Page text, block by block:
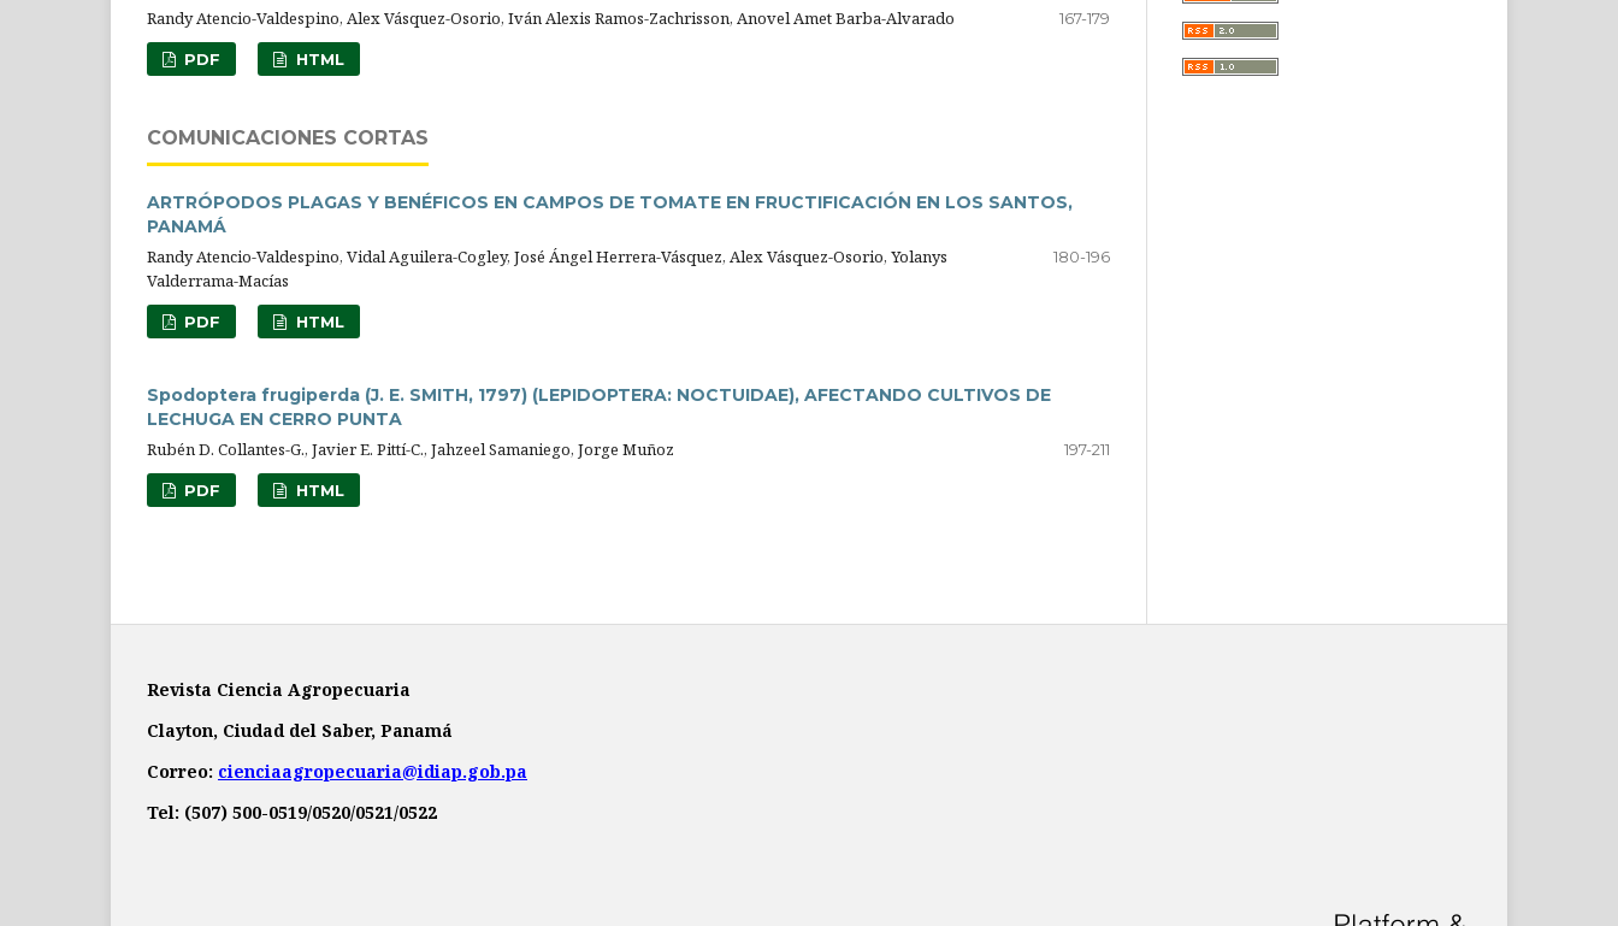
Randy Atencio-Valdespino, Alex Vásquez-Osorio, Iván Alexis Ramos-Zachrisson, Anovel Amet Barba-Alvarado
167-179
PDF HTML
COMUNICACIONES CORTAS
ARTRÓPODOS PLAGAS Y BENÉFICOS EN CAMPOS DE TOMATE EN FRUCTIFICACIÓN EN LOS SANTOS,
PANAMÁ
Randy Atencio-Valdespino, Vidal Aguilera-Cogley, José Ángel Herrera-Vásquez, Alex Vásquez-Osorio, Yolanys
Valderrama-Macías
180-196
PDF HTML
Spodoptera frugiperda (J. E. SMITH, 1797) (LEPIDOPTERA: NOCTUIDAE), AFECTANDO CULTIVOS DE
LECHUGA EN CERRO PUNTA
Rubén D. Collantes-G., Javier E. Pittí-C., Jahzeel Samaniego, Jorge Muñoz
197-211
PDF HTML
Revista Ciencia Agropecuaria
Clayton, Ciudad del Saber, Panamá
Correo: cienciaagropecuaria@idiap.gob.pa
Tel: (507) 500-0519/0520/0521/0522